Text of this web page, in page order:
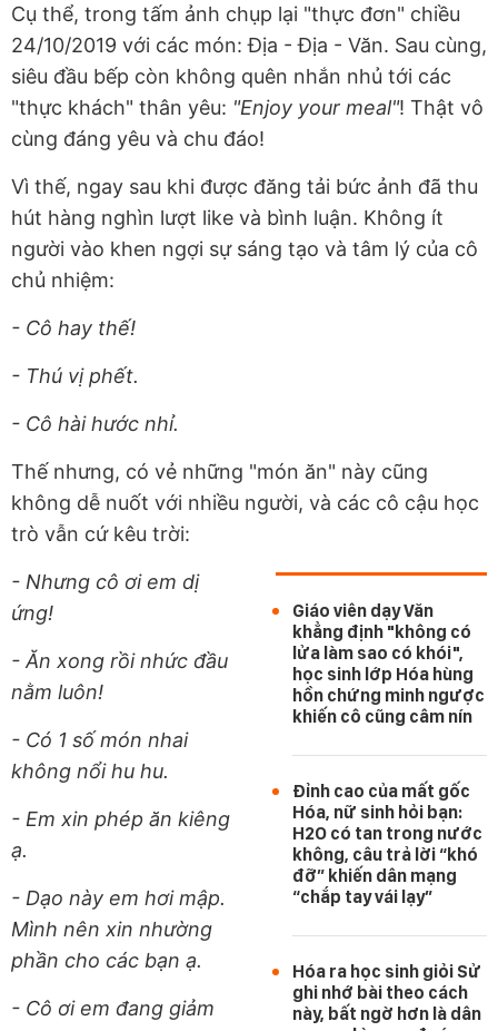
Cụ thể, trong tấm ảnh chụp lại "thực đơn" chiều
24/10/2019 với các món: Địa - Địa - Văn. Sau cùng,
siêu đầu bếp còn không quên nhắn nhủ tới các
"thực khách" thân yêu: "Enjoy your meal"! Thật vô
cùng đáng yêu và chu đáo!
Vì thế, ngay sau khi được đăng tải bức ảnh đã thu
hút hàng nghìn lượt like và bình luận. Không ít
người vào khen ngợi sự sáng tạo và tâm lý của cô
chủ nhiệm:
- Cô hay thế!
- Thú vị phết.
- Cô hài hước nhỉ.
Thế nhưng, có vẻ những "món ăn" này cũng
không dễ nuốt với nhiều người, và các cô cậu học
trò vẫn cứ kêu trời:
Giáo viên dạy Văn
khẳng định "không có
lửa làm sao có khói",
học sinh lớp Hóa hùng
hồn chứng minh ngược
khiến cô cũng câm nín
Đỉnh cao của mất gốc
Hóa, nữ sinh hỏi bạn:
H2O có tan trong nước
không, câu trả lời “khó
đỡ” khiến dân mạng
“chắp tay vái lạy”
Hóa ra học sinh giỏi Sử
ghi nhớ bài theo cách
này, bất ngờ hơn là dân
- Nhưng cô ơi em dị
ứng!
- Ăn xong rồi nhức đầu
nằm luôn!
- Có 1 số món nhai
không nổi hu hu.
- Em xin phép ăn kiêng
ạ.
- Dạo này em hơi mập.
Mình nên xin nhường
phần cho các bạn ạ.
- Cô ơi em đang giảm